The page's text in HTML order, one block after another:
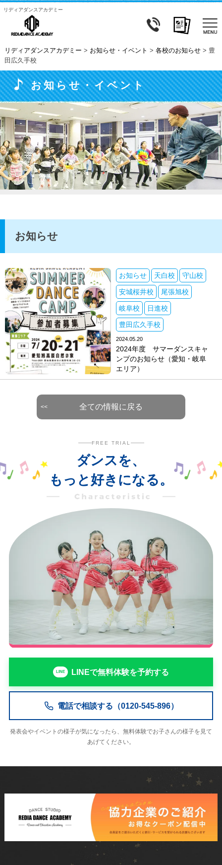
リディアダンスアカデミー
リディアダンスアカデミー > お知らせ・イベント > 各校のお知らせ> 豊
田広久手校
お知らせ・イベント
お知らせ
お知らせ 天白校 守山校
安城桜井校 尾張旭校
岐阜校 日進校
豊田広久手校
2024.05.20
2024年度 サマーダンスキャ
ンプのお知らせ（愛知・岐阜
エリア）
全ての情報に戻る
FREE TRIAL
ダンスを、
もっと好きになる。
LINEで無料体験を予約する
電話で相談する（0120-545-896）
発表会やイベントの様子が気になったら、無料体験でお子さんの様子を見て
あげてください。